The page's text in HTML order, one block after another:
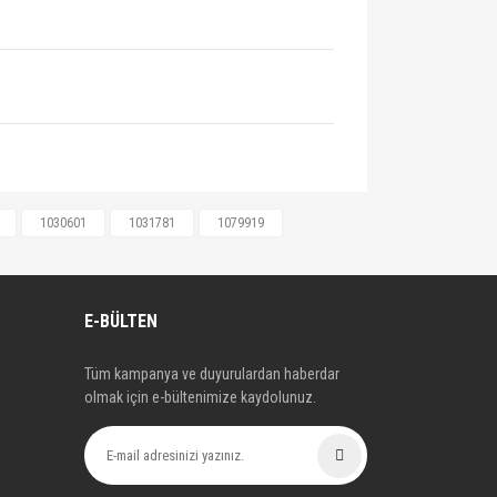
1030601 1031781 1079919
E-BÜLTEN
Tüm kampanya ve duyurulardan haberdar
olmak için e-bültenimize kaydolunuz.